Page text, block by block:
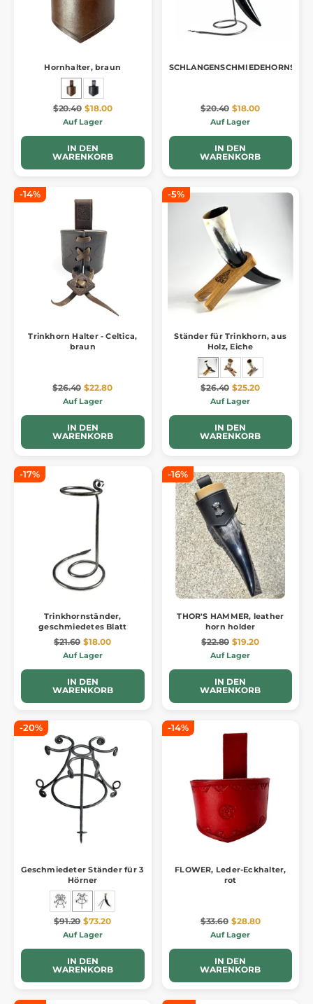
Hornhalter, braun
$20.40 $18.00
Auf Lager
IN DEN
WARENKORB
$20.40 $18.00
Auf Lager
IN DEN
WARENKORB
-14%
Trinkhorn Halter - Celtica,
braun
$26.40 $22.80
Auf Lager
IN DEN
WARENKORB
-5%
Ständer für Trinkhorn, aus
Holz, Eiche
$26.40 $25.20
Auf Lager
IN DEN
WARENKORB
-17%
Trinkhornständer,
geschmiedetes Blatt
$21.60 $18.00
Auf Lager
IN DEN
WARENKORB
-16%
THOR'S HAMMER, leather
horn holder
$22.80 $19.20
Auf Lager
IN DEN
WARENKORB
-20%
Geschmiedeter Ständer für 3
Hörner
$91.20 $73.20
Auf Lager
IN DEN
WARENKORB
-14%
FLOWER, Leder-Eckhalter,
rot
$33.60 $28.80
Auf Lager
IN DEN
WARENKORB